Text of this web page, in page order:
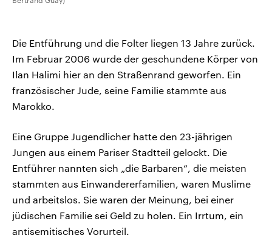
Die Entführung und die Folter liegen 13 Jahre zurück.
Im Februar 2006 wurde der geschundene Körper von
Ilan Halimi hier an den Straßenrand geworfen. Ein
französischer Jude, seine Familie stammte aus
Marokko.
Eine Gruppe Jugendlicher hatte den 23-jährigen
Jungen aus einem Pariser Stadtteil gelockt. Die
Entführer nannten sich „die Barbaren“, die meisten
stammten aus Einwandererfamilien, waren Muslime
und arbeitslos. Sie waren der Meinung, bei einer
jüdischen Familie sei Geld zu holen. Ein Irrtum, ein
antisemitisches Vorurteil.